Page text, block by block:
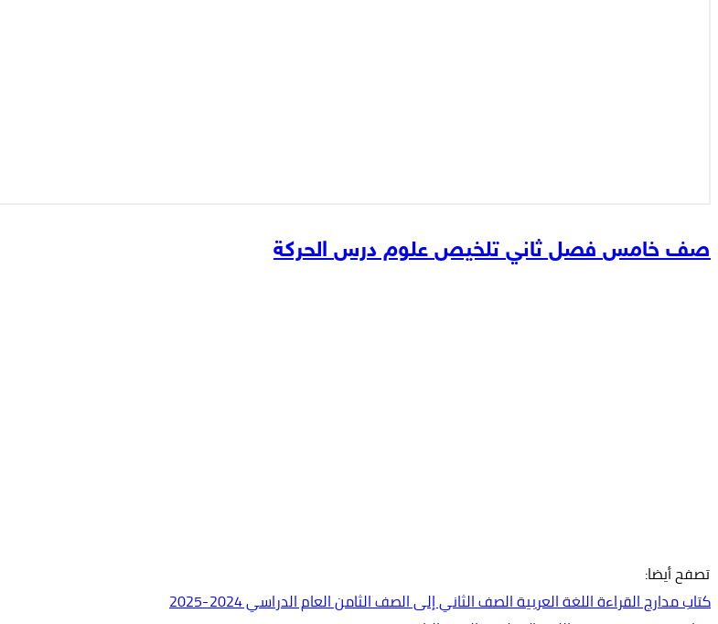
صف خامس فصل ثاني تلخيص علوم درس الحركة
تصفح أيضا:
كتاب مدارج القراءة اللغة العربية الصف الثاني إلى الصف الثامن العام الدراسي 2024-2025